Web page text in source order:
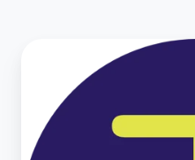
släp